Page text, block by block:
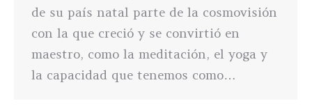
de su país natal parte de la cosmovisión
con la que creció y se convirtió en
maestro, como la meditación, el yoga y
la capacidad que tenemos como…